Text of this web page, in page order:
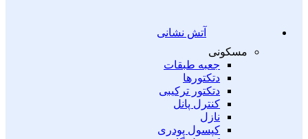
آتش نشانی
مسکونی
جعبه طبقات
دتکتورها
دتکتور ترکیبی
کنترل پانل
نازل
کپسول پودری